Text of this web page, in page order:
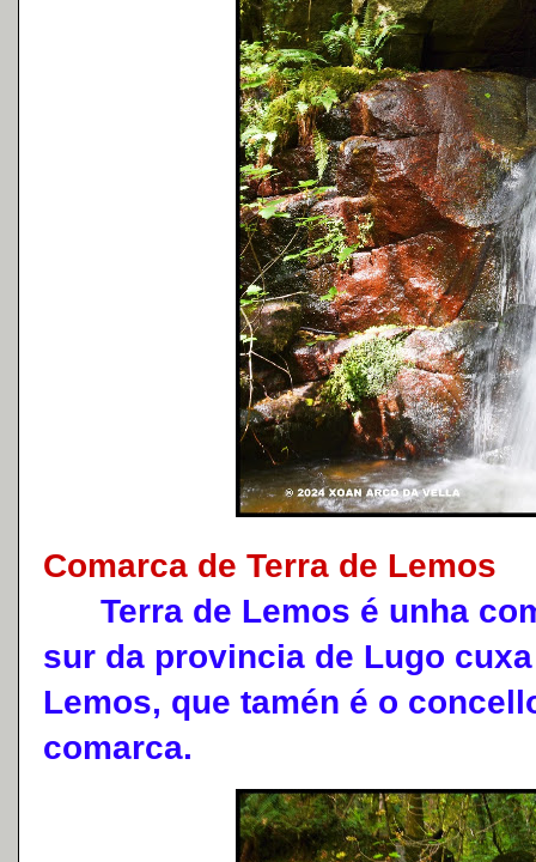
Comarca de Terra de Lemos
Terra de Lemos é unha
sur da provincia de Lugo
Lemos, que tamén é o
comarca.